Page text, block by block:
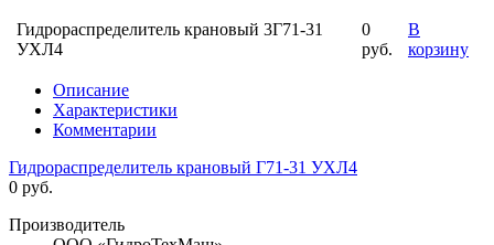
Гидрораспределитель крановый 3Г71-31
УХЛ4
0
руб.
В
корзину
Описание
Характеристики
Комментарии
Гидрораспределитель крановый Г71-31 УХЛ4
0 руб.
Производитель